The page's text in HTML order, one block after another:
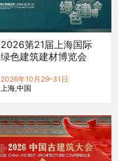
2026第21届上海国际
绿色建筑建材博览会
2026年10月29–31日
上海 中国